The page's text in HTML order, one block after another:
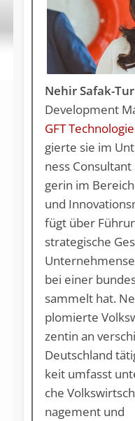
Nehir Safak-
Development
GFT
gier­te sie im
ness
ge­rin im
und
fügt über
stra­te­gi­sche
bei ei­ner
sam­melt hat.
plo­mier­te
zen­tin an
Deutsch­land
keit um­fasst
che
nage­ment und